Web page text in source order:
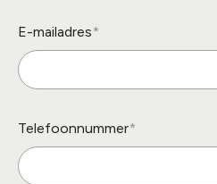
E-mailadres
Telefoonnummer